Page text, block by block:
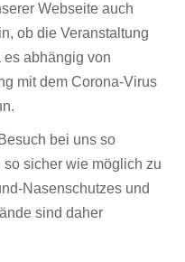
Webseite auch
ob die Veranstaltung
abhängig von
mit dem Corona-Virus
bei uns so
sicher wie möglich zu
Nasenschutzes und
sind daher